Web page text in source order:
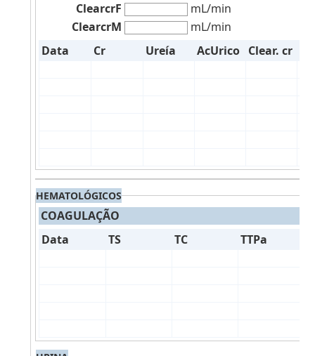
ClearcrF
mL/min
ClearcrM
mL/min
Data
Cr Ureía AcUrico Clear. cr
HEMATOLÓGICOS
COAGULAÇÃO
Data
TS TC TTPa